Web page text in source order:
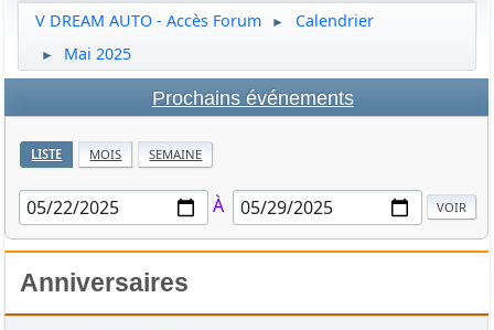
V DREAM AUTO - Accès Forum ► Calendrier
► Mai 2025
Prochains événements
LISTE MOIS SEMAINE
À
Anniversaires